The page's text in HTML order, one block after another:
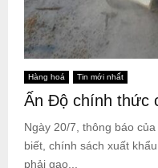
Hàng hoá Tin mới nhất
Ấn Độ chính thức
Ngày 20/7, thông báo
biết, chính sách xuất
phải gạo...